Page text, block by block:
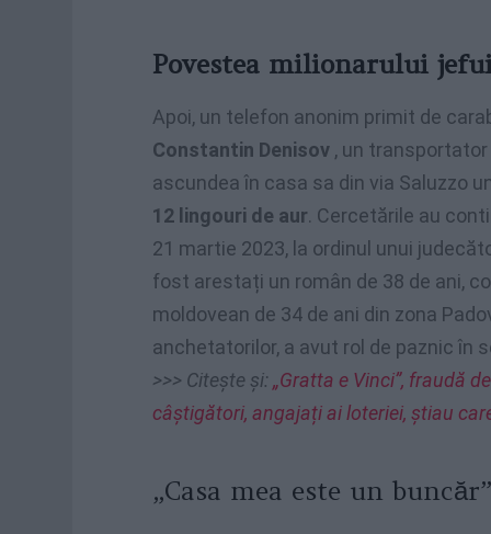
Povestea milionarului
Apoi, un telefon anonim primit de
Constantin Denisov , un
ascundea în casa sa din via Saluzzo
12 lingouri de aur. Cercetările au
21 martie 2023, la ordinul unui
fost arestați un român de 38 de ani,
moldovean de 34 de ani din zona
anchetatorilor, a avut rol de paznic în
>>> Citește și: „Gratta e Vinci”, fraudă
câștigători, angajați ai loteriei, știau
„Casa mea este un buncăr”